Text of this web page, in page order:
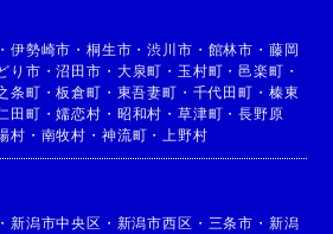
・伊勢崎市 ・桐生市 ・渋川市 ・ 館林市 ・ 藤岡
り市 ・沼田市 ・ 大泉町 ・ 玉村町 ・邑楽町 ・
条町 ・板倉町 ・ 東吾妻町 ・ 千代田町 ・ 榛東
田町 ・嬬恋村 ・ 昭和村 ・ 草津町 ・長野原
村 ・ 南牧村 ・ 神流町 ・ 上野村
・新潟市中央区 ・ 新潟市西区 ・ 三条市 ・ 新潟